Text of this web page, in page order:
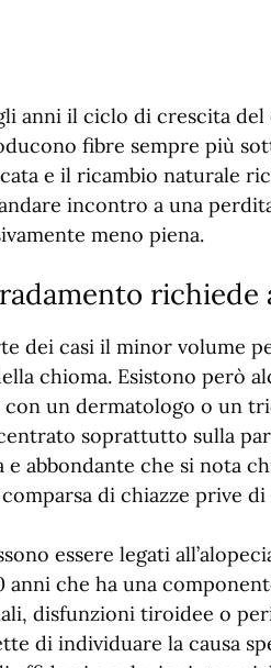
anni il ciclo di crescita
fibre sempre più
e il ricambio naturale
incontro a una
meno piena.
richiede
dei casi il minor volume
chioma. Esistono però
un dermatologo o un
soprattutto sulla
e abbondante che si nota
di chiazze prive di
essere legati
che ha una
disfunzioni tiroidee o
di individuare la causa